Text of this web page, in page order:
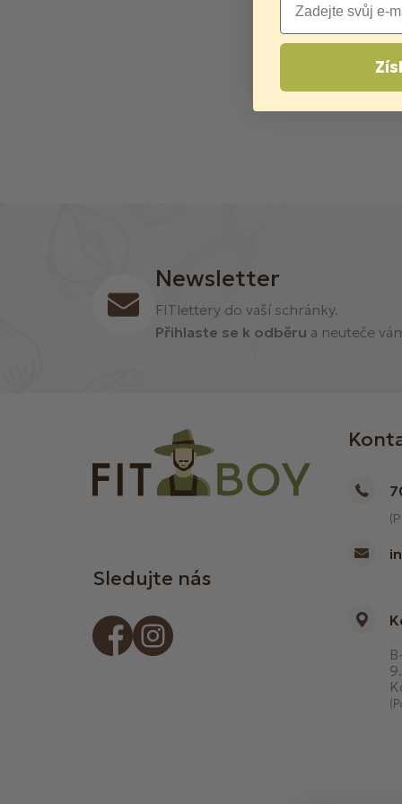
Newsletter
FITlettery do vaší schránky.
Přihlaste se k odběru a neuteče
Sledujte nás